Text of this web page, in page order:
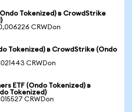
Tokenized) в CrowdStrike
CRWDon
Tokenized) в CrowdStrike (Ondo
CRWDon
ETF (Ondo Tokenized) в
Tokenized)
CRWDon